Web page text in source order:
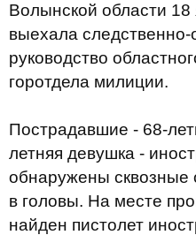
Волынской области
выехала следственно-
руководство
горотдела милиции.
Пострадавшие - 68-
летняя девушка -
обнаружены сквозные
в головы. На месте
найден пистолет